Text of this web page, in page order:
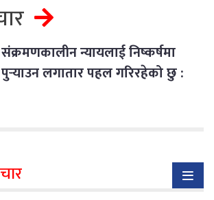
संक्रमणकालीन न्यायलाई निष्कर्षमा
पुर्‍याउन लगातार पहल गरिरहेको छु :